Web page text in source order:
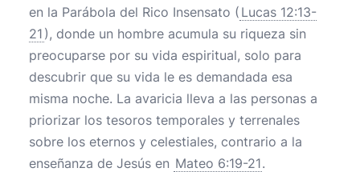
en la Parábola del Rico Insensato ( Lucas 12:13-
21 ), donde un hombre acumula su riqueza sin
preocuparse por su vida espiritual, solo para
descubrir que su vida le es demandada esa
misma noche. La avaricia lleva a las personas a
priorizar los tesoros temporales y terrenales
sobre los eternos y celestiales, contrario a la
enseñanza de Jesús en Mateo 6:19-21.